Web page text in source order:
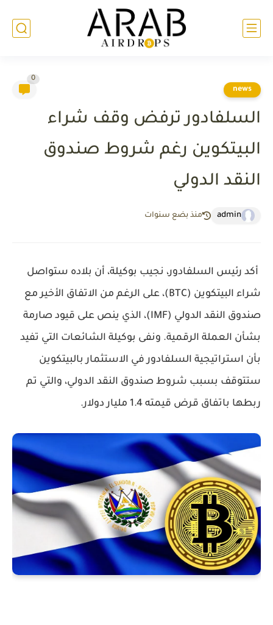
news
0
السلفادور ترفض وقف شراء
البيتكوين رغم شروط صندوق
النقد الدولي
admin منذ بضع سنوات
أكد رئيس السلفادور، نجيب بوكيلة، أن بلاده ستواصل
شراء البيتكوين (BTC)
، على الرغم من الاتفاق الأخير مع
صندوق النقد الدولي (IMF)
، الذي ينص على قيود صارمة
بشأن العملة الرقمية. ونفى بوكيلة الشائعات التي تفيد
بأن استراتيجية السلفادور في الاستثمار بالبيتكوين
ستتوقف بسبب شروط صندوق النقد الدولي، والتي تم
ربطها باتفاق قرض قيمته 1.4 مليار دولار .